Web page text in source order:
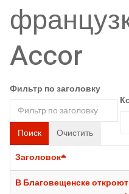
Accor
Фильтр по заголовку
Поиск Очистить
Заголовок
В Благовещенске